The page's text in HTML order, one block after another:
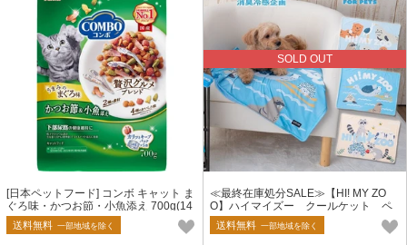
[日本ペットフード] コンボ キャット ま
ぐろ味・かつお節・小魚添え 700g(14
0g×5)
送料無料 一部地域を除く
SOLD OUT
≪最終在庫処分SALE≫【HI! MY ZO
O】ハイマイズー クールケット ペ
ット用 消臭冷感 ブランケット
送料無料 一部地域を除く